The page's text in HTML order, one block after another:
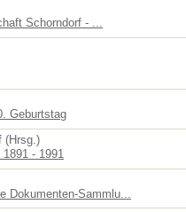
Schorndorf - ...
Geburtstag
(Hrsg.)
- 1991
Dokumenten-Sammlu...